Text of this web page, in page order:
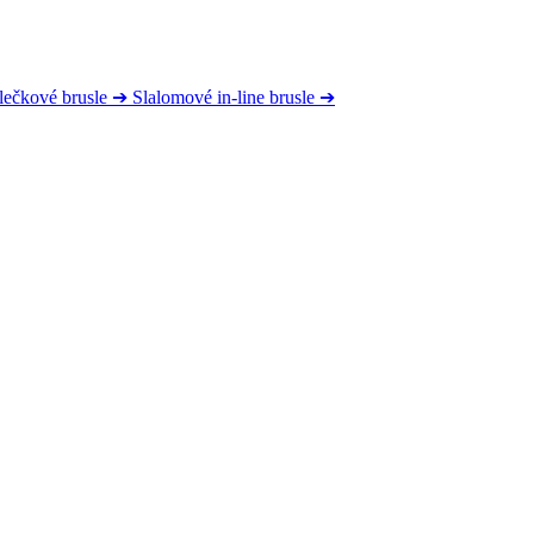
brusle ➔ Slalomové in-line brusle ➔